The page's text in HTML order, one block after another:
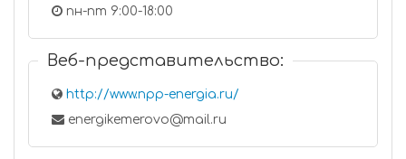
пн-пт 9:00-18:00
Веб-представительство:
http://www.npp-energia.ru/
energikemerovo@mail.ru